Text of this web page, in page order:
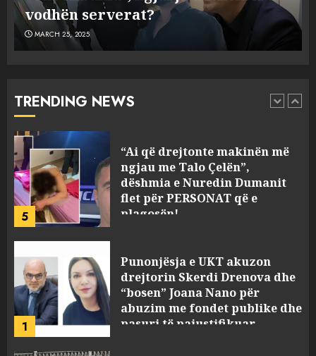
Antonela Berishën
MARCH 25, 2025
TRENDING NEWS
4
Prokuroria jep pretencën, ja
MARCH 25, 2025
5
“Ai që drejtonte makinën më
ngjau me Talo Çelën”,
dëshmia e Nuredin Dumanit
flet për PERSONAT që e
plagosën!
1
Punonjësja e UKT akuzon
drejtorin Skerdi Drenova dhe
“bosen” Joana Nano për
abuzim me fondet publike dhe
pasuri të pajustifikuar